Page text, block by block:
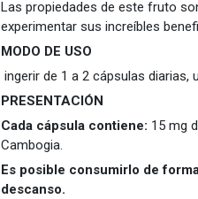
Las propiedades de este fruto
experimentar sus increíbles
MODO DE USO
ingerir de 1 a 2 cápsulas diarias,
PRESENTACIÓN
Cada cápsula contiene: 15 mg
Cambogia.
Es posible consumirlo de
descanso.